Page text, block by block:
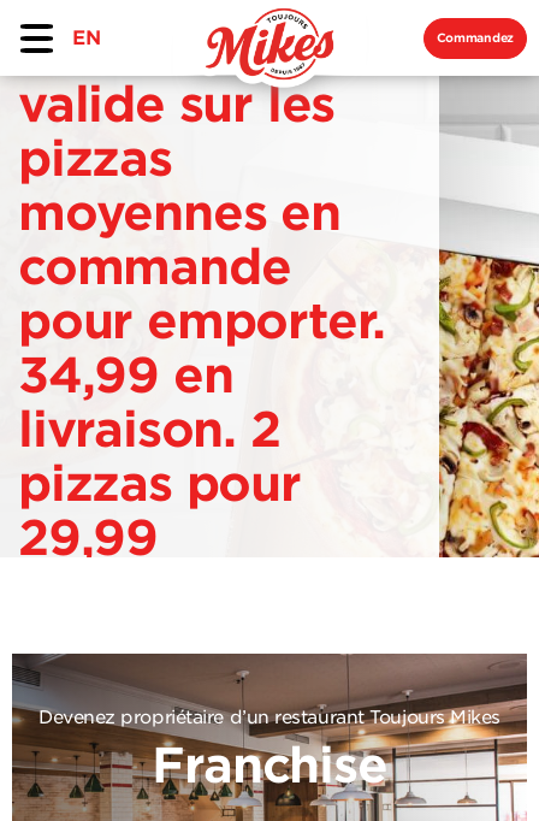
EN Commandez
valide sur les
pizzas
moyennes en
commande
pour emporter.
34,99 en
livraison. 2
pizzas pour
29,99
Devenez propriétaire d’un restaurant Toujours Mikes
Franchise